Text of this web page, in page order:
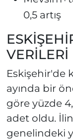
0,5 artış
Eskişehir'de
ayında bir
göre yüzde
adet oldu.
genelindeki